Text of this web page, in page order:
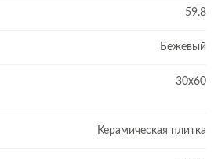
59.8
Бежевый
30x60
Керамическая плитка